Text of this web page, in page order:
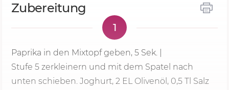
Zubereitung
1
Paprika in den Mixtopf geben, 5 Sek.
Stufe 5 zerkleinern und mit dem Spatel nach
unten schieben. Joghurt, 2 EL Olivenöl, 0,5 Tl Salz